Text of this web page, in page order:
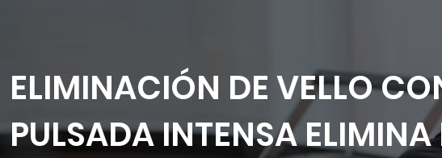
ELIMINACIÓN DE VELLO
PULSADA INTENSA